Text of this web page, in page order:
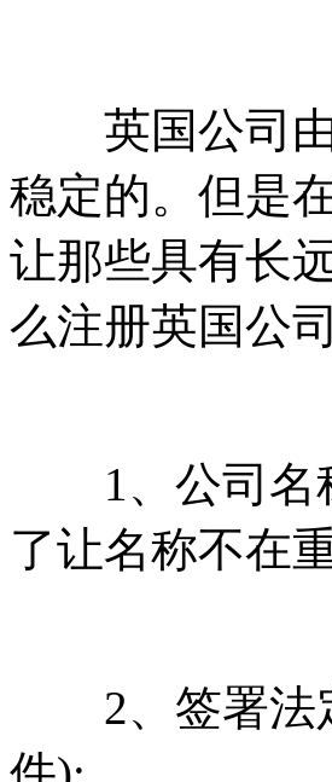
英国公司由
稳定的。但是
让那些具有长
么注册英国公
1、公司名称
了让名称不在重
2、签署法定